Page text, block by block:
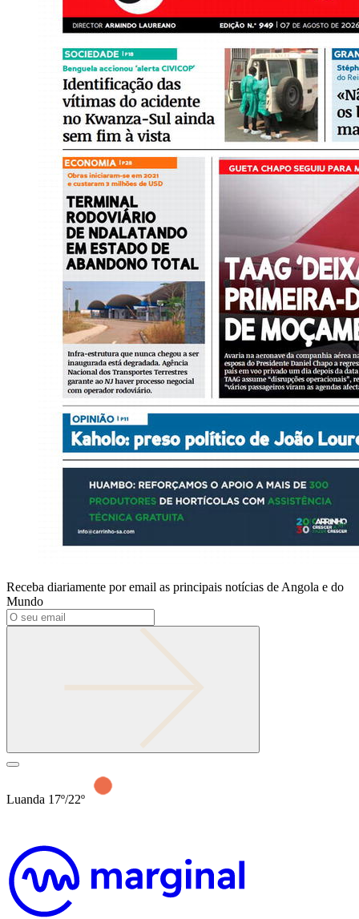
Receba diariamente por email as principais notícias de Angola e do
Mundo
Luanda 17º/22º